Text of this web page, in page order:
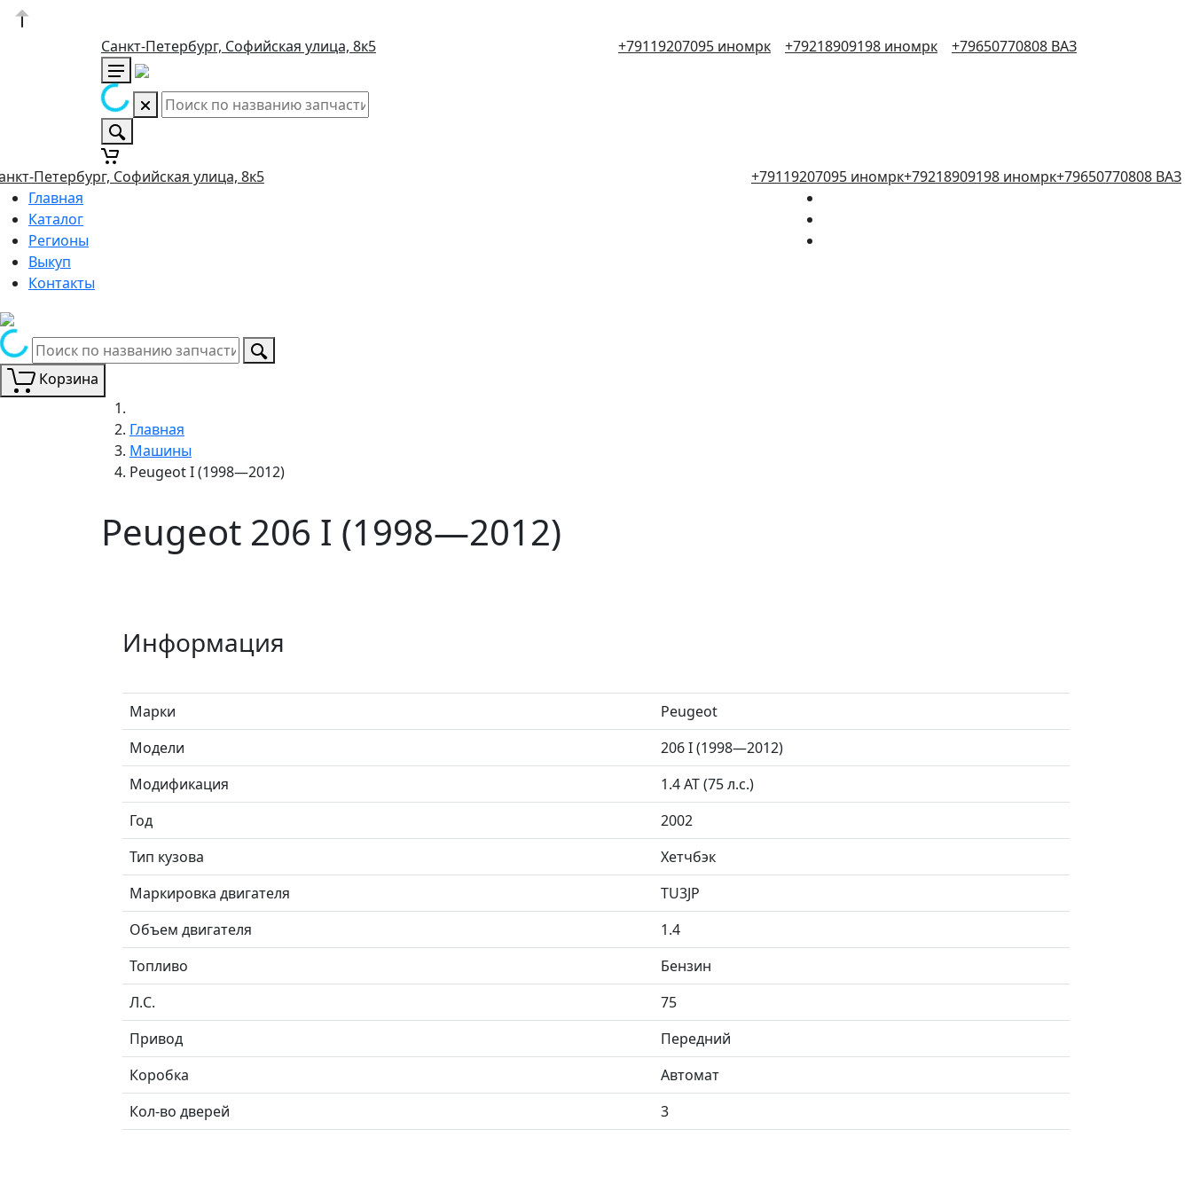
Санкт-Петербург, Софийская улица, 8к5 +79119207095 иномрк +79218909198 иномрк +79650770808 ВАЗ
Петербург, Софийская улица, 8к5 +79119207095 иномрк+79218909198 иномрк+79650770808 ВАЗ
Главная
Каталог
Регионы
Выкуп
Контакты
Корзина
Главная
Машины
Peugeot I (1998—2012)
Peugeot 206 I (1998—2012)
Информация
Марки
Peugeot
Модели
206 I (1998—2012)
Модификация
1.4 AT (75 л.с.)
Год
2002
Тип кузова
Хетчбэк
Маркировка двигателя
TU3JP
Объем двигателя
1.4
Топливо
Бензин
Л.C.
75
Привод
Передний
Коробка
Автомат
Кол-во дверей
3